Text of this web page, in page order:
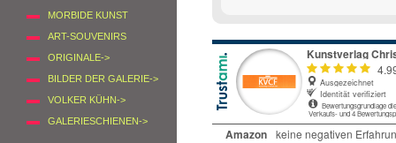
MORBIDE KUNST
ART-SOUVENIRS
ORIGINALE->
BILDER DER GALERIE->
VOLKER KÜHN->
GALERIESCHIENEN->